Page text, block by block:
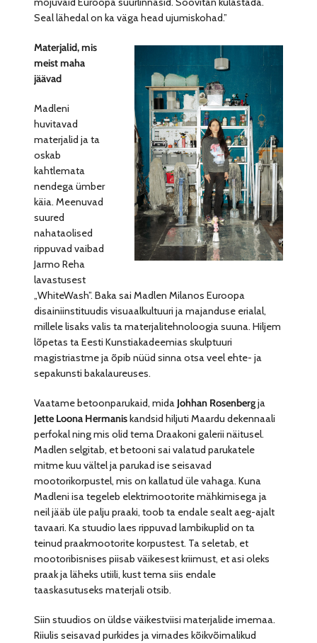
Seal lähedal on ka väga head ujumiskohad.”
Materjalid, mis
meist maha
jäävad
Madleni
huvitavad
materjalid ja ta
oskab
kahtlemata
nendega ümber
käia. Meenuvad
suured
nahataolised
rippuvad vaibad
Jarmo Reha
lavastusest
„WhiteWash”. Baka sai Madlen Milanos Euroopa
disainiinstituudis visuaalkultuuri ja majanduse erialal,
millele lisaks valis ta materjalitehnoloogia suuna. Hiljem
lõpetas ta Eesti Kunstiakadeemias skulptuuri
magistriastme ja õpib nüüd sinna otsa veel ehte- ja
sepakunsti bakalaureuses.
Vaatame betoonparukaid, mida Johhan Rosenbergja
Jette Loona Hermaniskandsid hiljuti Maardu dekennaali
perfokal ning mis olid tema Draakoni galerii näitusel.
Madlen selgitab, et betooni sai valatud parukatele
mitme kuu vältel ja parukad ise seisavad
mootorikorpustel, mis on kallatud üle vahaga. Kuna
Madleni isa tegeleb elektrimootorite mähkimisega ja
neil jääb üle palju praaki, toob ta endale sealt aeg-ajalt
tavaari. Ka stuudio laes rippuvad lambikuplid on ta
teinud praakmootorite korpustest. Ta seletab, et
mootoribisnises piisab väikesest kriimust, et asi oleks
praak ja läheks utiili, kust tema siis endale
taaskasutuseks materjali otsib.
Siin stuudios on üldse väikestviisi materjalide imemaa.
Riiulis seisavad purkides ja virnades kõikvõimalikud